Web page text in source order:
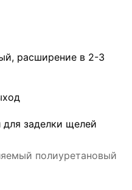
расширение в 2-3
заделки щелей
полиуретановый